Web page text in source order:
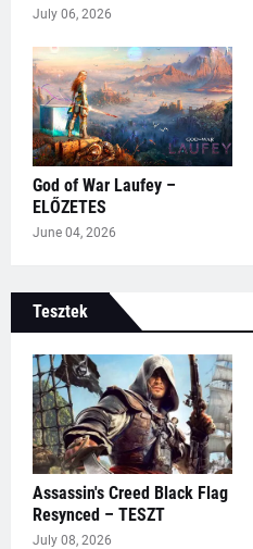
July 06, 2026
God of War Laufey –
ELŐZETES
June 04, 2026
Tesztek
Assassin's Creed Black Flag
Resynced – TESZT
July 08, 2026